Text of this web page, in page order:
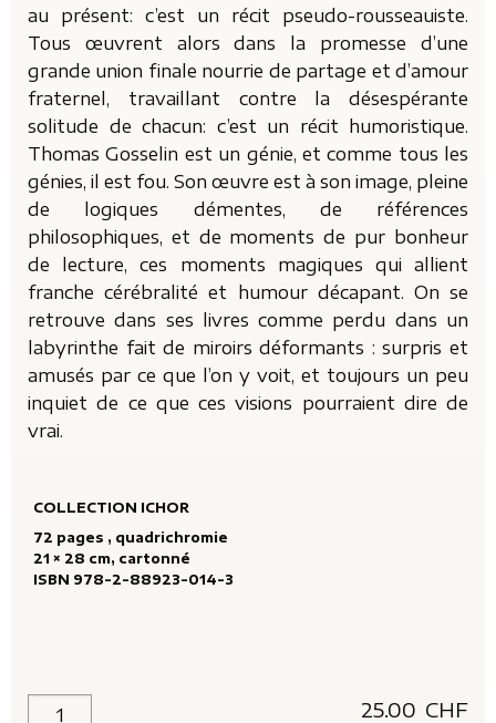
au présent: c’est un récit pseudo-rousseauiste.
Tous œuvrent alors dans la promesse d’une
grande union finale nourrie de partage et d’amour
fraternel, travaillant contre la désespérante
solitude de chacun: c’est un récit humoristique.
Thomas Gosselin est un génie, et comme tous les
génies, il est fou. Son œuvre est à son image, pleine
de logiques démentes, de références
philosophiques, et de moments de pur bonheur
de lecture, ces moments magiques qui allient
franche cérébralité et humour décapant. On se
retrouve dans ses livres comme perdu dans un
labyrinthe fait de miroirs déformants : surpris et
amusés par ce que l’on y voit, et toujours un peu
inquiet de ce que ces visions pourraient dire de
vrai.
COLLECTION ICHOR
72 pages , quadrichromie
21 × 28 cm, cartonné
ISBN 978-2-88923-014-3
quantité de Sept milliards de chasseurs-cueilleurs
25.00 CHF